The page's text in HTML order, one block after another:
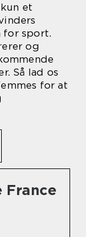
et
for sport.
og
Så lad os
for at
France